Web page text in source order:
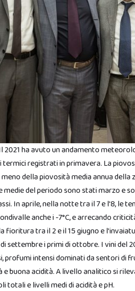
2021 ha avuto un andamento
termici registrati in primavera. La
della piovosità media annua
del periodo sono stati marzo e
In aprile, nella notte tra il 7 e l’8, le
anche i -7°C, e arrecando
tra il 2 e il 15 giugno e
settembre i primi di ottobre. I vini del
profumi intensi dominati da sentori di
buona acidità. A livello analitico si
totali e livelli medi di acidità e pH.